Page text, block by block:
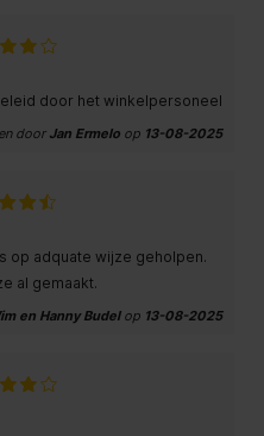
door het winkelpersoneel
door Jan Ermelo op 13-08-2025
op adquate wijze geholpen.
al gemaakt.
en Hanny Budelop 13-08-2025